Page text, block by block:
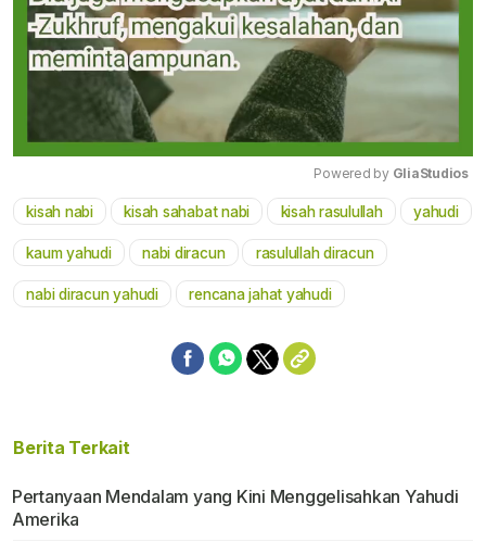
Mute
Powered by GliaStudios
kisah nabi kisah sahabat nabi kisah rasulullah yahudi
kaum yahudi nabi diracun rasulullah diracun
nabi diracun yahudi rencana jahat yahudi
Berita Terkait
Pertanyaan Mendalam yang Kini Menggelisahkan Yahudi
Amerika